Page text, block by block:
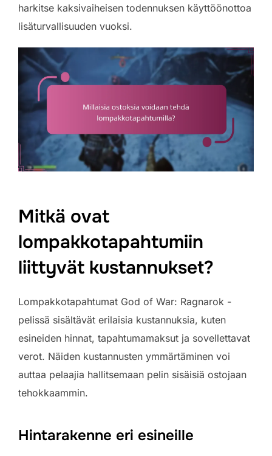
harkitse kaksivaiheisen todennuksen käyttöönottoa
lisäturvallisuuden vuoksi.
Mitkä ovat
lompakkotapahtumiin
liittyvät kustannukset?
Lompakkotapahtumat God of War: Ragnarok -
pelissä sisältävät erilaisia kustannuksia, kuten
esineiden hinnat, tapahtumamaksut ja sovellettavat
verot. Näiden kustannusten ymmärtäminen voi
auttaa pelaajia hallitsemaan pelin sisäisiä ostojaan
tehokkaammin.
Hintarakenne eri esineille